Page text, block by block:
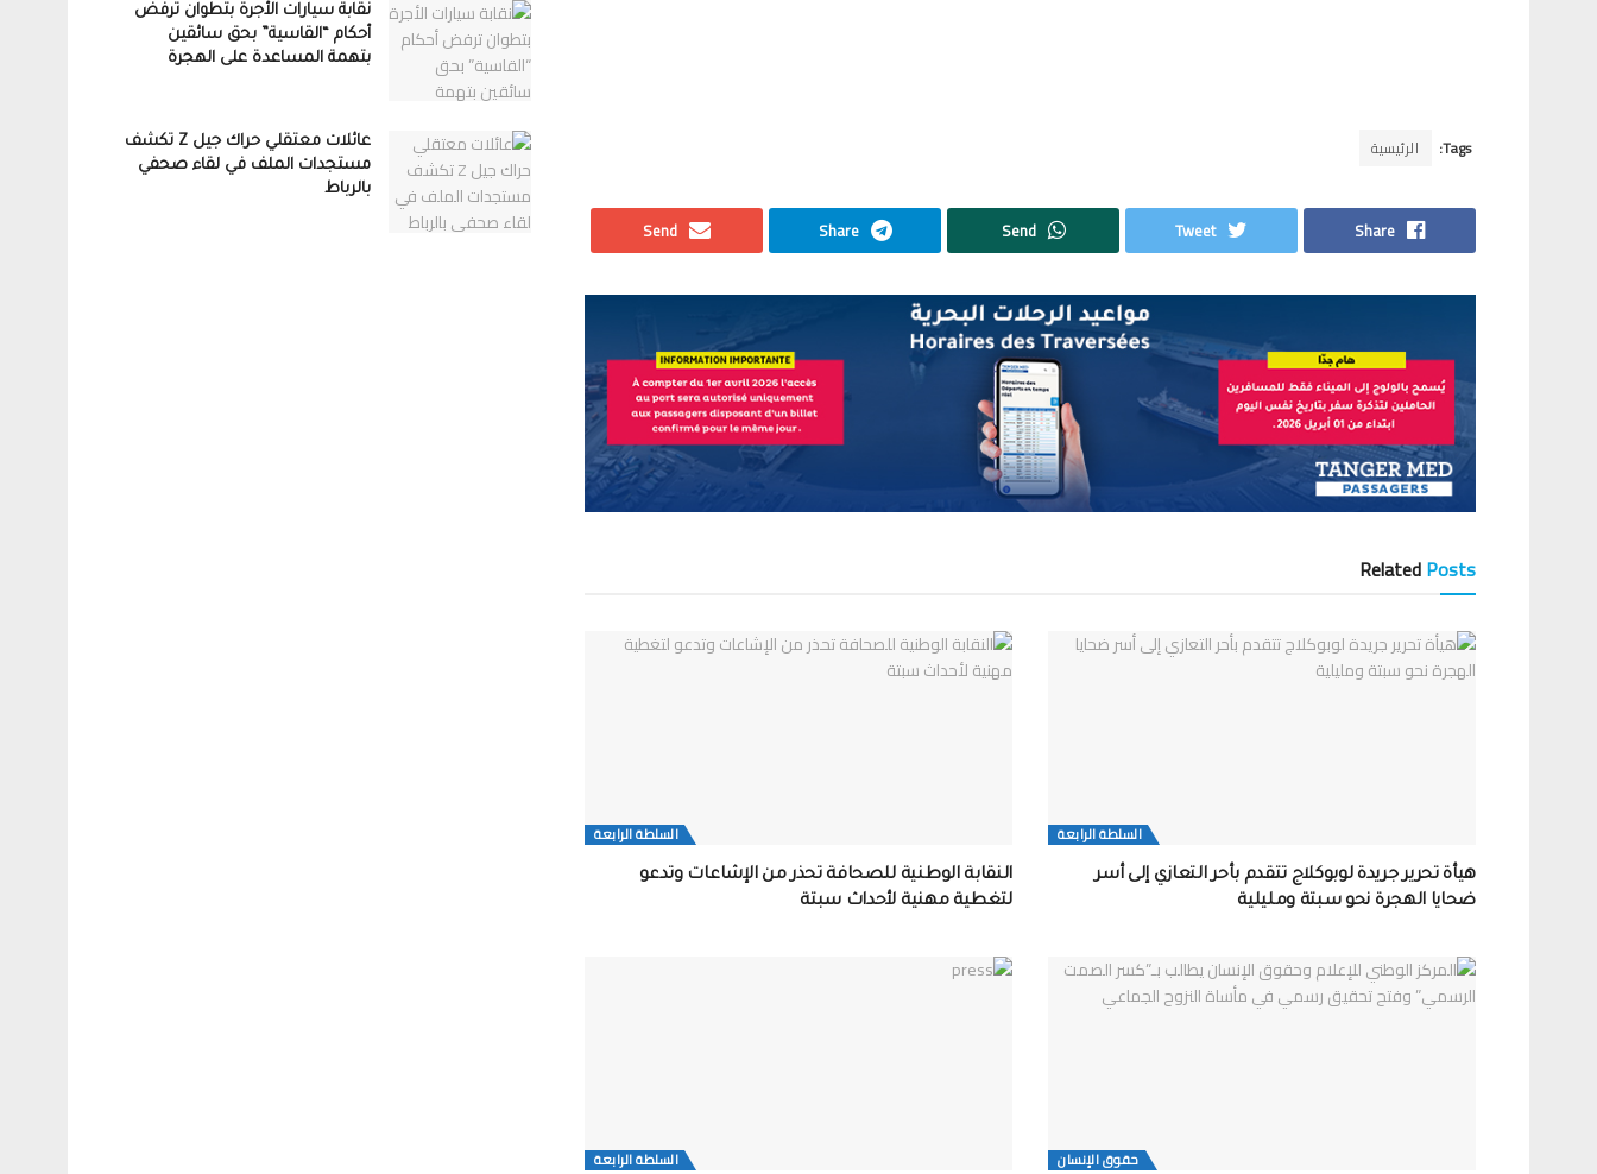
Tags: الرئيسية
Share
Tweet
Send
Share
Send
RelatedPosts
السلطة الرابعة
هيأة تحرير جريدة لوبوكلاج تتقدم بأحر التعازي إلى أسر
ضحايا الهجرة نحو سبتة ومليلية
السلطة الرابعة
النقابة الوطنية للصحافة تحذر من الإشاعات وتدعو
لتغطية مهنية لأحداث سبتة
حقوق الإنسان السلطة الرابعة
نقابة سيارات الأجرة بتطوان ترفض
أحكام “القاسية” بحق سائقين
بتهمة المساعدة على الهجرة
عائلات معتقلي حراك جيل Z تكشف
مستجدات الملف في لقاء صحفي
بالرباط